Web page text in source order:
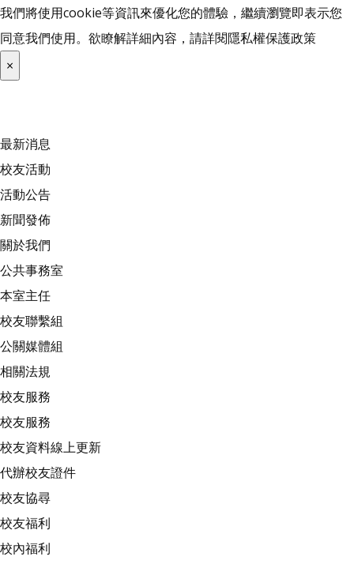
我們將使用cookie等資訊來優化您的體驗，繼續瀏覽即表示您
同意我們使用。欲瞭解詳細內容，請詳閱隱私權保護政策
×
最新消息
校友活動
活動公告
新聞發佈
關於我們
公共事務室
本室主任
校友聯繫組
公關媒體組
相關法規
校友服務
校友服務
校友資料線上更新
代辦校友證件
校友協尋
校友福利
校內福利